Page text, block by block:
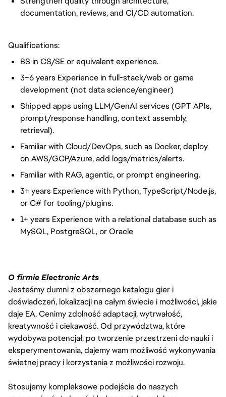
documentation, reviews, and CI/CD automation.
Qualifications:
BS in CS/SE or equivalent experience.
3–6 years Experience in full-stack/web or game
development (not data science/engineer)
Shipped apps using LLM/GenAI services (GPT APIs,
prompt/response handling, context assembly,
retrieval).
Familiar with Cloud/DevOps, such as Docker, deploy
on AWS/GCP/Azure, add logs/metrics/alerts.
Familiar with RAG, agentic, or prompt engineering.
3+ years Experience with Python, TypeScript/Node.js,
or C# for tooling/plugins.
1+ years Experience with a relational database such as
MySQL, PostgreSQL, or Oracle
O firmie Electronic Arts
Jesteśmy dumni z obszernego katalogu gier i
doświadczeń, lokalizacji na całym świecie i możliwości, jakie
daje EA. Cenimy zdolność adaptacji, wytrwałość,
kreatywność i ciekawość. Od przywództwa, które
wydobywa potencjał, po tworzenie przestrzeni do nauki i
eksperymentowania, dajemy wam możliwość wykonywania
świetnej pracy i korzystania z możliwości rozwoju.
Stosujemy kompleksowe podejście do naszych